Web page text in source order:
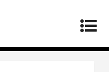
¿Qué poner en el